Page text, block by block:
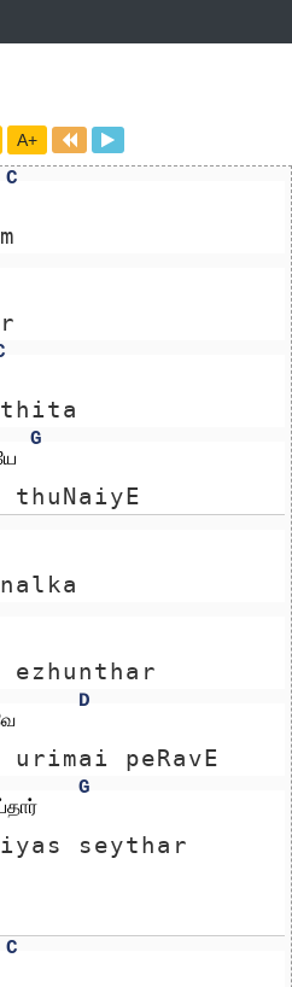
A+
C
G
thuNaiyE
D
peRavE
G
seythar
C